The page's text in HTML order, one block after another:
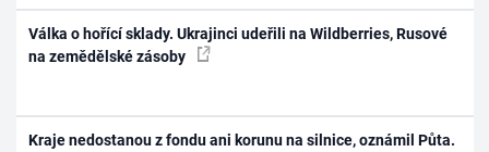
Válka o hořící sklady. Ukrajinci udeřili na Wildberries, Rusové
na zemědělské zásoby
Kraje nedostanou z fondu ani korunu na silnice, oznámil Půta.